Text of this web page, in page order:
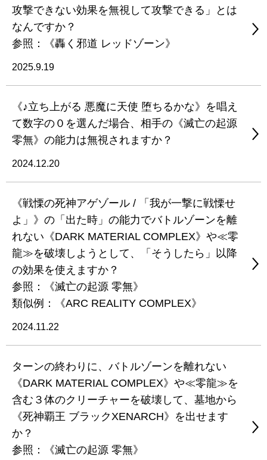
攻撃できない効果を無視して攻撃できる」とは
なんですか？
参照：《轟く邪道 レッドゾーン》
2025.9.19
《♪立ち上がる 悪魔に天使 堕ちるかな》を唱え
て数字の０を選んだ場合、相手の《滅亡の起源
零無》の能力は無視されますか？
2024.12.20
《戦慄の死神アゲゾール / 「我が一撃に戦慄せ
よ」》の「出た時」の能力でバトルゾーンを離
れない《DARK MATERIAL COMPLEX》や≪零
龍≫を破壊しようとして、「そうしたら」以降
の効果を使えますか？
参照：《滅亡の起源 零無》
類似例：《ARC REALITY COMPLEX》
2024.11.22
ターンの終わりに、バトルゾーンを離れない
《DARK MATERIAL COMPLEX》や≪零龍≫を
含む３体のクリーチャーを破壊して、墓地から
《死神覇王 ブラックXENARCH》を出せます
か？
参照：《滅亡の起源 零無》